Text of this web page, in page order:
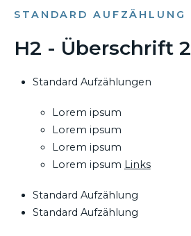
STANDARD AUFZÄHLUNG
H2 - Überschrift 2
Standard Aufzählungen
Lorem ipsum
Lorem ipsum
Lorem ipsum
Lorem ipsum Links
Standard Aufzählung
Standard Aufzählung